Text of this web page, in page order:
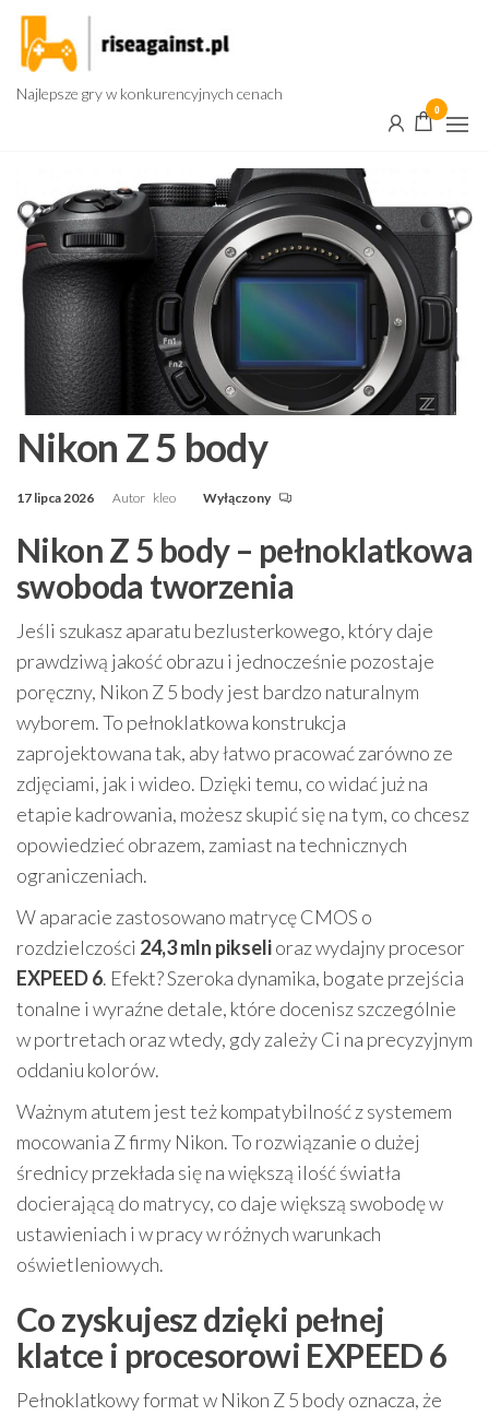
Przejdź
treści
Najlepsze gry w konkurencyjnych cenach
0
Nikon Z 5 body
17 lipca 2026 Autor kleo Wyłączony
Nikon Z 5 body – pełnoklatkowa
swoboda tworzenia
Jeśli szukasz aparatu bezlusterkowego, który daje
prawdziwą jakość obrazu i jednocześnie pozostaje
poręczny, Nikon Z 5 body jest bardzo naturalnym
wyborem. To pełnoklatkowa konstrukcja
zaprojektowana tak, aby łatwo pracować zarówno ze
zdjęciami, jak i wideo. Dzięki temu, co widać już na
etapie kadrowania, możesz skupić się na tym, co chcesz
opowiedzieć obrazem, zamiast na technicznych
ograniczeniach.
W aparacie zastosowano matrycę CMOS o
rozdzielczości 24,3 mln pikselioraz wydajny procesor
EXPEED 6. Efekt? Szeroka dynamika, bogate przejścia
tonalne i wyraźne detale, które docenisz szczególnie
w portretach oraz wtedy, gdy zależy Ci na precyzyjnym
oddaniu kolorów.
Ważnym atutem jest też kompatybilność z systemem
mocowania Z firmy Nikon. To rozwiązanie o dużej
średnicy przekłada się na większą ilość światła
docierającą do matrycy, co daje większą swobodę w
ustawieniach i w pracy w różnych warunkach
oświetleniowych.
Co zyskujesz dzięki pełnej
klatce i procesorowi EXPEED 6
Pełnoklatkowy format w Nikon Z 5 body oznacza, że